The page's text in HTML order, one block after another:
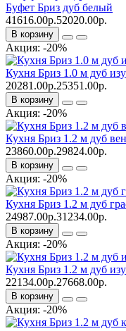
Буфет Бриз дуб белый
41616.00р.52020.00р.
В корзину
Акция: -20%
Кухня Бриз 1.0 м дуб
20281.00р.25351.00р.
В корзину
Акция: -20%
Кухня Бриз 1.2 м дуб
23860.00р.29824.00р.
В корзину
Акция: -20%
Кухня Бриз 1.2 м дуб
24987.00р.31234.00р.
В корзину
Акция: -20%
Кухня Бриз 1.2 м дуб
22134.00р.27668.00р.
В корзину
Акция: -20%